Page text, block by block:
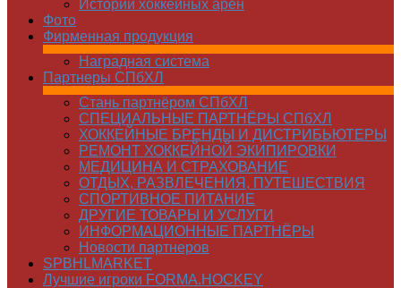
Истории хоккейных арен
Фото
Фирменная продукция
Наградная система
Партнеры СПбХЛ
Стань партнёром СПбХЛ
СПЕЦИАЛЬНЫЕ ПАРТНЁРЫ СПбХЛ
ХОККЕЙНЫЕ БРЕНДЫ И ДИСТРИБЬЮТЕРЫ
РЕМОНТ ХОККЕЙНОЙ ЭКИПИРОВКИ
МЕДИЦИНА И СТРАХОВАНИЕ
ОТДЫХ, РАЗВЛЕЧЕНИЯ, ПУТЕШЕСТВИЯ
СПОРТИВНОЕ ПИТАНИЕ
ДРУГИЕ ТОВАРЫ И УСЛУГИ
ИНФОРМАЦИОННЫЕ ПАРТНЁРЫ
Новости партнеров
SPBHLMARKET
Лучшие игроки FORMA.HOCKEY